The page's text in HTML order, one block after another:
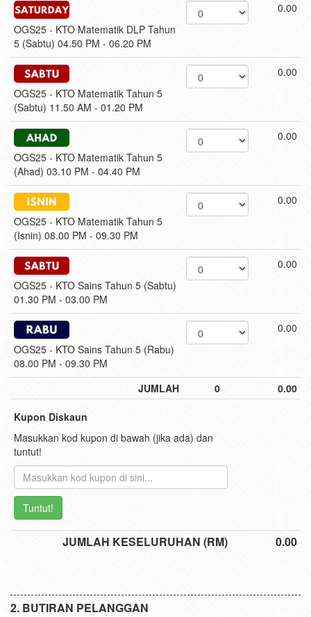
OGS25 - KTO Matematik DLP Tahun
5 (Sabtu) 04.50 PM - 06.20 PM
0.00
OGS25 - KTO Matematik Tahun 5
(Sabtu) 11.50 AM - 01.20 PM
0.00
OGS25 - KTO Matematik Tahun 5
(Ahad) 03.10 PM - 04.40 PM
0.00
OGS25 - KTO Matematik Tahun 5
(Isnin) 08.00 PM - 09.30 PM
0.00
OGS25 - KTO Sains Tahun 5 (Sabtu)
01.30 PM - 03.00 PM
0.00
OGS25 - KTO Sains Tahun 5 (Rabu)
08.00 PM - 09.30 PM
0.00
JUMLAH 0 0.00
Kupon Diskaun
Masukkan kod kupon di bawah (jika ada) dan
tuntut!
Tuntut!
JUMLAH KESELURUHAN (RM) 0.00
BUTIRAN PELANGGAN